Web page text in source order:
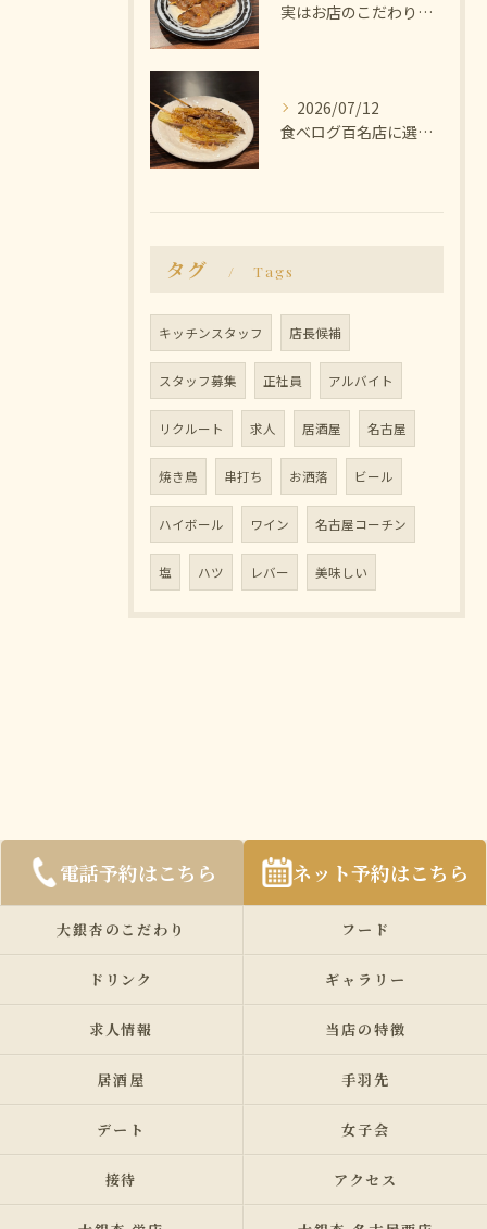
実はお店のこだわりは塩にあります🧂
2026/07/12
食べログ百名店に選ばれた焼き鳥屋
タグ Tags
キッチンスタッフ 店長候補
スタッフ募集 正社員 アルバイト
リクルート 求人 居酒屋 名古屋
焼き鳥 串打ち お洒落 ビール
ハイボール ワイン 名古屋コーチン
塩 ハツ レバー 美味しい
電話予約はこちら ネット予約はこちら
大銀杏のこだわり フード
ドリンク ギャラリー
求人情報 当店の特徴
居酒屋 手羽先
デート 女子会
接待 アクセス